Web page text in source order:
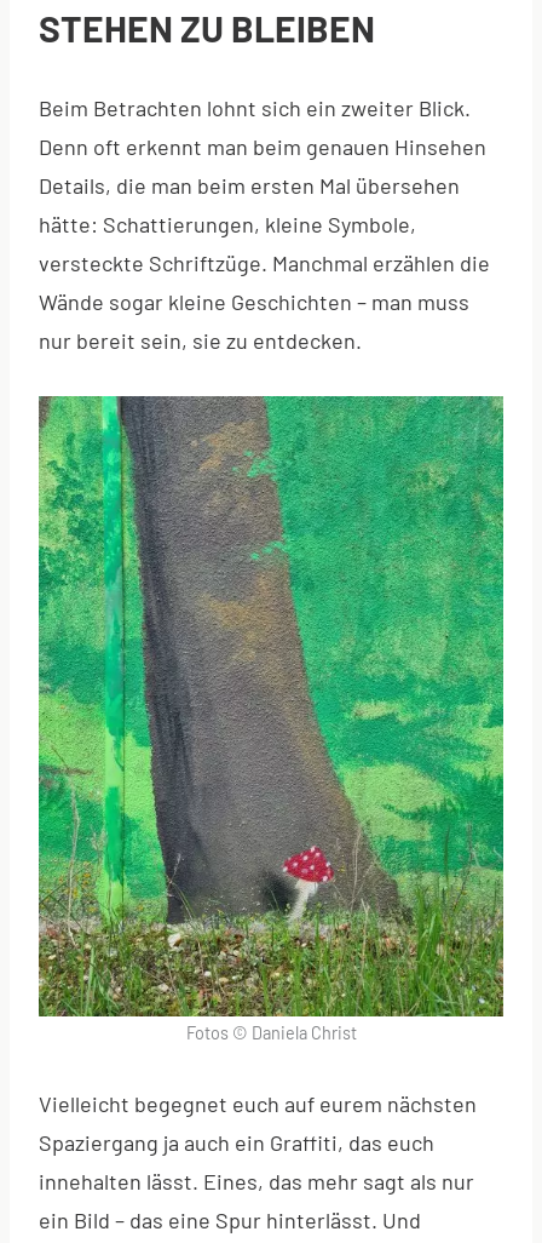
STEHEN ZU BLEIBEN
Beim Betrachten lohnt sich ein zweiter Blick.
Denn oft erkennt man beim genauen Hinsehen
Details, die man beim ersten Mal übersehen
hätte: Schattierungen, kleine Symbole,
versteckte Schriftzüge. Manchmal erzählen die
Wände sogar kleine Geschichten – man muss
nur bereit sein, sie zu entdecken.
Fotos © Daniela Christ
Vielleicht begegnet euch auf eurem nächsten
Spaziergang ja auch ein Graffiti, das euch
innehalten lässt. Eines, das mehr sagt als nur
ein Bild – das eine Spur hinterlässt. Und